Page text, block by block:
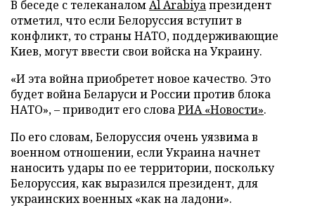
В беседе с телеканаломAl Arabiyaпрезидент
отметил, что если Белоруссия вступит в
конфликт, то страны НАТО, поддерживающие
Киев, могут ввести свои войска на Украину.
«И эта война приобретет новое качество. Это
будет война Беларуси и России против блока
НАТО», – приводит его словаРИА «Новости».
По его словам, Белоруссия очень уязвима в
военном отношении, если Украина начнет
наносить удары по ее территории, поскольку
Белоруссия, как выразился президент, для
украинских военных «как на ладони».